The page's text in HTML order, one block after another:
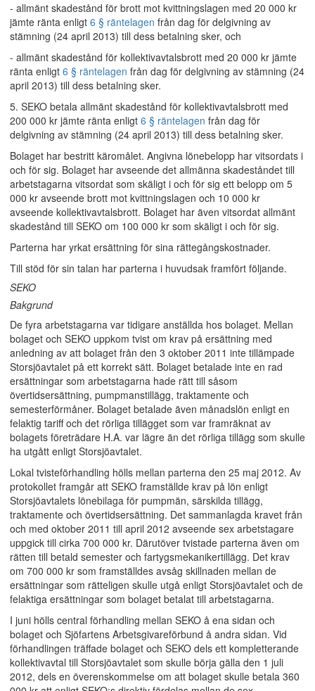
- allmänt skadestånd för brott mot kvittningslagen med 20 000 kr
jämte ränta enligt 6 § räntelagen från dag för delgivning av
stämning (24 april 2013) till dess betalning sker, och
- allmänt skadestånd för kollektivavtalsbrott med 20 000 kr jämte
ränta enligt 6 § räntelagen från dag för delgivning av stämning (24
april 2013) till dess betalning sker.
5. SEKO betala allmänt skadestånd för kollektivavtalsbrott med
200 000 kr jämte ränta enligt 6 § räntelagen från dag för
delgivning av stämning (24 april 2013) till dess betalning sker.
Bolaget har bestritt käromålet. Angivna lönebelopp har vitsordats i
och för sig. Bolaget har avseende det allmänna skadeståndet till
arbetstagarna vitsordat som skäligt i och för sig ett belopp om 5
000 kr avseende brott mot kvittningslagen och 10 000 kr
avseende kollektivavtalsbrott. Bolaget har även vitsordat allmänt
skadestånd till SEKO om 100 000 kr som skäligt i och för sig.
Parterna har yrkat ersättning för sina rättegångskostnader.
Till stöd för sin talan har parterna i huvudsak framfört följande.
SEKO
Bakgrund
De fyra arbetstagarna var tidigare anställda hos bolaget. Mellan
bolaget och SEKO uppkom tvist om krav på ersättning med
anledning av att bolaget från den 3 oktober 2011 inte tillämpade
Storsjöavtalet på ett korrekt sätt. Bolaget betalade inte en rad
ersättningar som arbetstagarna hade rätt till såsom
övertidsersättning, pumpmanstillägg, traktamente och
semesterförmåner. Bolaget betalade även månadslön enligt en
felaktig tariff och det rörliga tillägget som var framräknat av
bolagets företrädare H.A. var lägre än det rörliga tillägg som skulle
ha utgått enligt Storsjöavtalet.
Lokal tvisteförhandling hölls mellan parterna den 25 maj 2012. Av
protokollet framgår att SEKO framställde krav på lön enligt
Storsjöavtalets lönebilaga för pumpmän, särskilda tillägg,
traktamente och övertidsersättning. Det sammanlagda kravet från
och med oktober 2011 till april 2012 avseende sex arbetstagare
uppgick till cirka 700 000 kr. Därutöver tvistade parterna även om
rätten till betald semester och fartygsmekanikertillägg. Det krav
om 700 000 kr som framställdes avsåg skillnaden mellan de
ersättningar som rätteligen skulle utgå enligt Storsjöavtalet och de
felaktiga ersättningar som bolaget betalat till arbetstagarna.
I juni hölls central förhandling mellan SEKO å ena sidan och
bolaget och Sjöfartens Arbetsgivareförbund å andra sidan. Vid
förhandlingen träffade bolaget och SEKO dels ett kompletterande
kollektivavtal till Storsjöavtalet som skulle börja gälla den 1 juli
2012, dels en överenskommelse om att bolaget skulle betala 360